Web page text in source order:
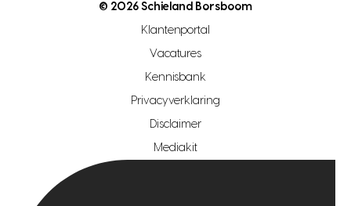
makelaar regio zoetermeer
hypotheekshop regio den haag
hypotheekshop regio rotterdam
© 2026 Schieland Borsboom
Klantenportal
Vacatures
Kennisbank
Privacyverklaring
Disclaimer
Mediakit